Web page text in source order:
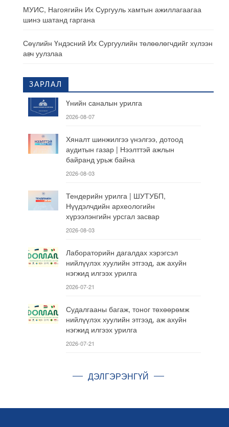
МУИС, Нагоягийн Их Сургууль хамтын ажиллагаагаа
шинэ шатанд гаргана
Сөүлийн Үндэсний Их Сургуулийн төлөөлөгчдийг хүлээн
авч уулзлаа
ЗАРЛАЛ
Үнийн саналын урилга
2026-08-07
Хяналт шинжилгээ үнэлгээ, дотоод
аудитын газар | Нээлттэй ажлын
байранд урьж байна
2026-08-03
Тендерийн урилга | ШУТУБП,
Нүүдэлчдийн археологийн
хүрээлэнгийн урсгал засвар
2026-08-03
Лабораторийн дагалдах хэрэгсэл
нийлүүлэх хуулийн этгээд, аж ахуйн
нэгжид илгээх урилга
2026-07-21
Судалгааны багаж, тоног төхөөрөмж
нийлүүлэх хуулийн этгээд, аж ахуйн
нэгжид илгээх урилга
2026-07-21
ДЭЛГЭРЭНГҮЙ